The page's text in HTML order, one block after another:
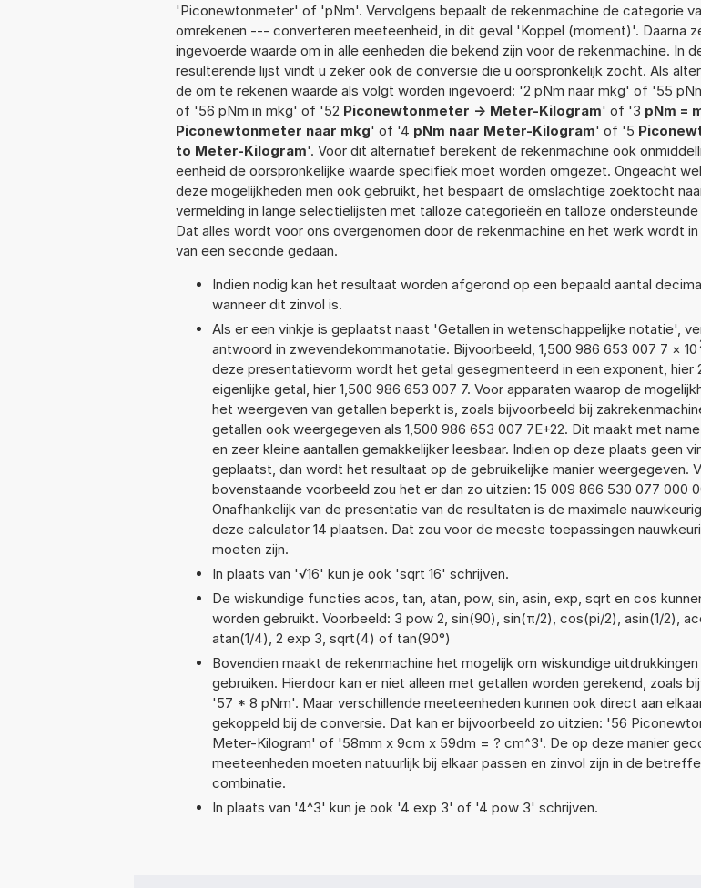
'Piconewtonmeter' of 'pNm'. Vervolgens bepaalt de rekenmachine de categorie
omrekenen --- converteren meeteenheid, in dit geval 'Koppel (moment)'. Daarna
ingevoerde waarde om in alle eenheden die bekend zijn voor de rekenmachine. In
resulterende lijst vindt u zeker ook de conversie die u oorspronkelijk zocht. Als
de om te rekenen waarde als volgt worden ingevoerd: '2 pNm naar mkg' of '55
of '56 pNm in mkg' of '52 Piconewtonmeter -> Meter-Kilogram' of '3 pNm =
Piconewtonmeter naar mkg' of '4 pNm naar Meter-Kilogram' of '5
to Meter-Kilogram'. Voor dit alternatief berekent de rekenmachine ook
eenheid de oorspronkelijke waarde specifiek moet worden omgezet. Ongeacht
deze mogelijkheden men ook gebruikt, het bespaart de omslachtige zoektocht
vermelding in lange selectielijsten met talloze categorieën en talloze ondersteunde
Dat alles wordt voor ons overgenomen door de rekenmachine en het werk wordt
van een seconde gedaan.
Indien nodig kan het resultaat worden afgerond op een bepaald aantal
wanneer dit zinvol is.
Als er een vinkje is geplaatst naast 'Getallen in wetenschappelijke notatie',
antwoord in zwevendekommanotatie. Bijvoorbeeld, 1,500 986 653 007 7 × 10
deze presentatievorm wordt het getal gesegmenteerd in een exponent, hier
eigenlijke getal, hier 1,500 986 653 007 7. Voor apparaten waarop de
het weergeven van getallen beperkt is, zoals bijvoorbeeld bij
getallen ook weergegeven als 1,500 986 653 007 7E+22. Dit maakt met
en zeer kleine aantallen gemakkelijker leesbaar. Indien op deze plaats geen
geplaatst, dan wordt het resultaat op de gebruikelijke manier weergegeven.
bovenstaande voorbeeld zou het er dan zo uitzien: 15 009 866 530 077 000
Onafhankelijk van de presentatie van de resultaten is de maximale
deze calculator 14 plaatsen. Dat zou voor de meeste toepassingen
moeten zijn.
In plaats van '√16' kun je ook 'sqrt 16' schrijven.
De wiskundige functies acos, tan, atan, pow, sin, asin, exp, sqrt en cos
worden gebruikt. Voorbeeld: 3 pow 2, sin(90), sin(π/2), cos(pi/2), asin(1/2),
atan(1/4), 2 exp 3, sqrt(4) of tan(90°)
Bovendien maakt de rekenmachine het mogelijk om wiskundige
gebruiken. Hierdoor kan er niet alleen met getallen worden gerekend, zoals
'57 * 8 pNm'. Maar verschillende meeteenheden kunnen ook direct aan
gekoppeld bij de conversie. Dat kan er bijvoorbeeld zo uitzien: '56
Meter-Kilogram' of '58mm x 9cm x 59dm = ? cm^3'. De op deze manier
meeteenheden moeten natuurlijk bij elkaar passen en zinvol zijn in de
combinatie.
In plaats van '4^3' kun je ook '4 exp 3' of '4 pow 3' schrijven.